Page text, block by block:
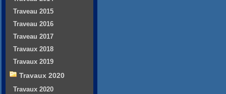
Traveau 2015
Traveau 2016
Traveau 2017
Travaux 2018
Travaux 2019
Travaux 2020
Travaux 2020